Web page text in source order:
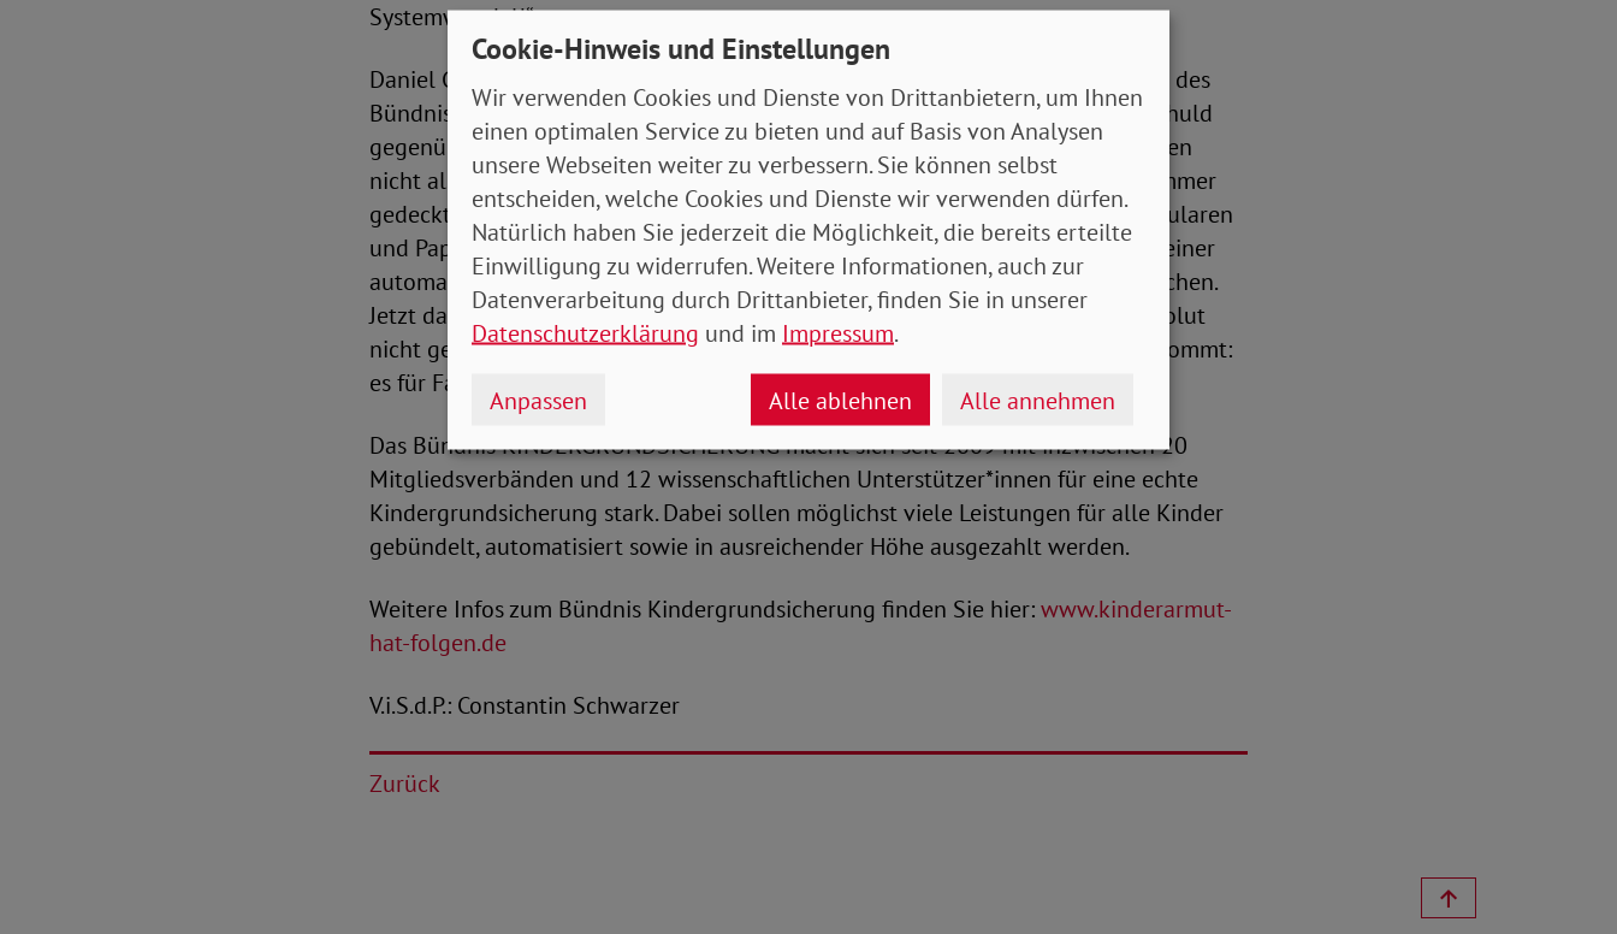
Systemwandel!“
Daniel Grein, Bundesgeschäftsführer des Kinderschutzbundes und Koordinator des
Bündnis Kindergrundsicherung: „Selbstverständlich hat der Staat eine Bringschuld
gegenüber seinen Bürgerinnen und Bürgern. Die Bedürfnisse von Kindern dürfen
nicht als Arbeitsanreize für ihre Eltern missbraucht werden, sondern müssen immer
gedeckt sein. Familien dürfen von den Ansprüchen ihrer Kinder nicht mit Formularen
und Papierbergen ferngehalten werden. Wir müssen vielmehr den Weg hin zu einer
automatischen Auszahlung bereiten und es für Familien möglichst einfach machen.
Jetzt das ganze Projekt zu blockieren und sich im Streit zu verzetteln, hilft absolut
nicht gegen Kinderarmut. Alle Beteiligten sollten sich besinnen, worauf es ankommt:
es für Familien und Kinder besser und einfacher zu machen!“
Das Bündnis KINDERGRUNDSICHERUNG macht sich seit 2009 mit inzwischen 20
Mitgliedsverbänden und 12 wissenschaftlichen Unterstützer*innen für eine echte
Kindergrundsicherung stark. Dabei sollen möglichst viele Leistungen für alle Kinder
gebündelt, automatisiert sowie in ausreichender Höhe ausgezahlt werden.
Weitere Infos zum Bündnis Kindergrundsicherung finden Sie hier:www.kinderarmut-
hat-folgen.de
V.i.S.d.P.: Constantin Schwarzer
Zurück
Cookie-Hinweis und Einstellungen
Wir verwenden Cookies und Dienste von Drittanbietern, um Ihnen
einen optimalen Service zu bieten und auf Basis von Analysen
unsere Webseiten weiter zu verbessern. Sie können selbst
entscheiden, welche Cookies und Dienste wir verwenden dürfen.
Natürlich haben Sie jederzeit die Möglichkeit, die bereits erteilte
Einwilligung zu widerrufen. Weitere Informationen, auch zur
Datenverarbeitung durch Drittanbieter, finden Sie in unserer
Datenschutzerklärung und im Impressum.
Anpassen Alle ablehnen Alle annehmen